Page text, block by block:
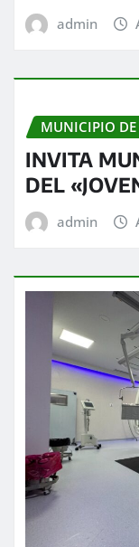
admin
MUNICIPIO DE
INVITA
DEL
admin